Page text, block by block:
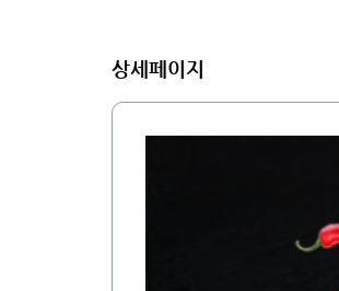
상세페이지